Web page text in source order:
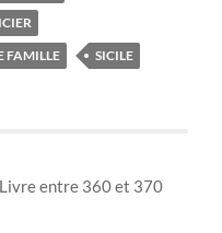
FAMILLE
SICILE
entre 360 et 370